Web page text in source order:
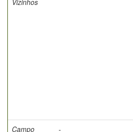
Vizinhos
Campo
-